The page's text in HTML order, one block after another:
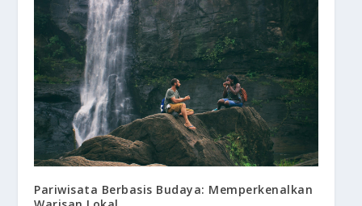
Pariwisata Berbasis Budaya: Memperkenalkan